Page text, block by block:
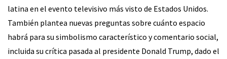
latina en el evento televisivo más visto de Estados Unidos.
También plantea nuevas preguntas sobre cuánto espacio
habrá para su simbolismo característico y comentario social,
incluida su crítica pasada al presidente Donald Trump, dado el